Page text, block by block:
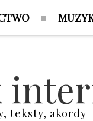
teksty, akordy